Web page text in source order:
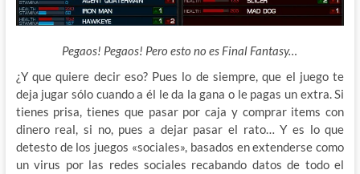
Pegaos! Pegaos! Pero esto no es Final Fantasy…
¿Y que quiere decir eso? Pues lo de siempre, que el juego te
deja jugar sólo cuando a él le da la gana o le pagas un extra. Si
tienes prisa, tienes que pasar por caja y comprar items con
dinero real, si no, pues a dejar pasar el rato… Y es lo que
detesto de los juegos «sociales», basados en extenderse como
un virus por las redes sociales recabando datos de todo el